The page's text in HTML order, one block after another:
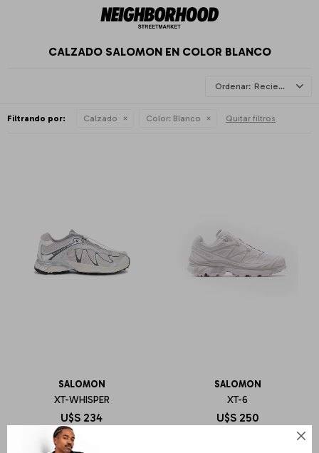

CALZADO SALOMON EN COLOR BLANCO
Recientes
Filtrando por: Calzado Color: Blanco Quitar filtros
SALOMON
XT-WHISPER
U$S 234
SALOMON
XT-6
U$S 250